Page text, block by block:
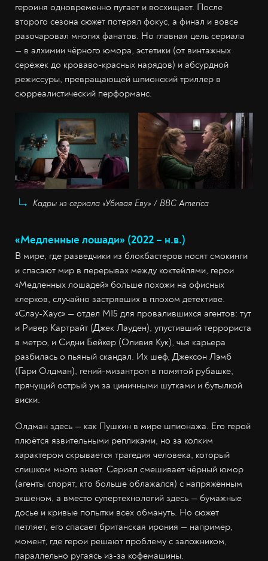
героиня одновременно пугает и восхищает. После
второго сезона сюжет потерял фокус, а финал и вовсе
разочаровал многих фанатов. Но главная цель сериала
— в алхимии чёрного юмора, эстетики (от винтажных
серёжек до кроваво-красных нарядов) и абсурдной
режиссуры, превращающей шпионский триллер в
сюрреалистический перформанс.
Кадры из сериала «Убивая Еву» / BBC America
«Медленные лошади» (2022 – н.в.)
В мире, где разведчики из блокбастеров носят смокинги
и спасают мир в перерывах между коктейлями, герои
«Медленных лошадей» больше похожи на офисных
клерков, случайно застрявших в плохом детективе.
«Слау-Хаус» — отдел MI5 для провалившихся агентов: тут
и Ривер Картрайт (Джек Лауден), упустивший террориста
в метро, и Сидни Бейкер (Оливия Кук), чья карьера
разбилась о пьяный скандал. Их шеф, Джексон Лэмб
(Гари Олдман), гений-мизантроп в помятой рубашке,
прячущий острый ум за циничными шутками и бутылкой
виски.
Олдман здесь — как Пушкин в мире шпионажа. Его герой
плюётся язвительными репликами, но за колким
характером скрывается трагедия человека, который
слишком много знает. Сериал смешивает чёрный юмор
(агенты спорят, кто больше облажался) с напряжённым
экшеном, а вместо супертехнологий здесь — бумажные
досье и кривые попытки всех обмануть. Но сюжет
петляет, его спасает британская ирония — например,
момент, где герои решают проблему с заложником,
параллельно ругаясь из-за кофемашины.